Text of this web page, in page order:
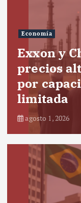
Economía
Exxon y
precios
por
limitada
agosto 1, 2026